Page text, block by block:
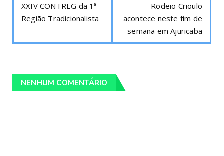
XXIV CONTREG da 1ª
Região Tradicionalista
Rodeio Crioulo
acontece neste fim de
semana em Ajuricaba
NENHUM COMENTÁRIO